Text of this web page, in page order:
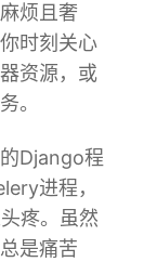
烦且奢
时刻关心
资源，或
。
Django程
进程，
疼。虽然
是痛苦